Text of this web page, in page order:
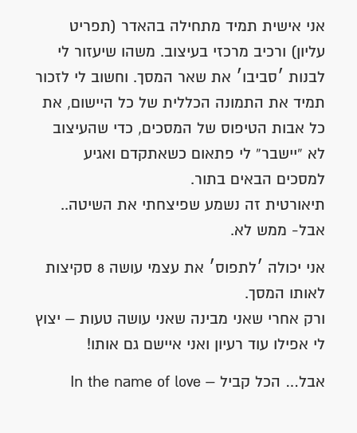
אני אישית תמיד מתחילה בהאדר (תפריט
עליון) ורכיב מרכזי בעיצוב. משהו שיעזור לי
לבנות ׳סביבו׳ את שאר המסך. וחשוב לי לזכור
תמיד את התמונה הכללית של כל היישום, את
כל אבות הטיפוס של המסכים, כדי שהעיצוב
לא “יישבר” לי פתאום כשאתקדם ואגיע
למסכים הבאים בתור.
תיאורטית זה נשמע שפיצחתי את השיטה..
אבל- ממש לא.
אני יכולה ׳לתפוס׳ את עצמי עושה 8 סקיצות
לאותו המסך.
ורק אחרי שאני מבינה שאני עושה טעות – יצוץ
לי אפילו עוד רעיון ואני איישם גם אותו!
אבל… הכל קביל – In the name of love